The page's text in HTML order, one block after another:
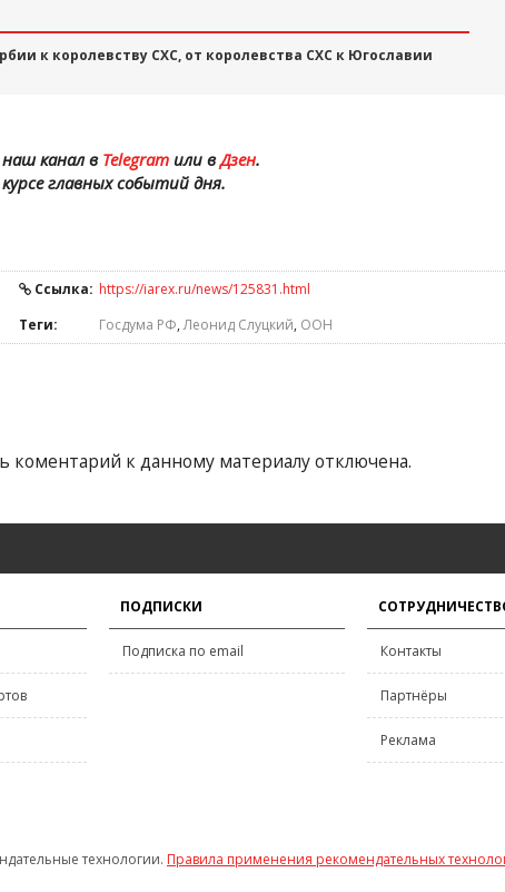
к королевству СХС, от королевства СХС к Югославии
канал в Telegramили вДзен.
главных событий дня.
Ссылка: https://iarex.ru/news/125831.html
Теги: Госдума РФ,Леонид Слуцкий, ООН
коментарий к данному материалу отключена.
ПОДПИСКИ
Подписка по email Контакты
Партнёры
Реклама
технологии. Правила применения рекомендательных